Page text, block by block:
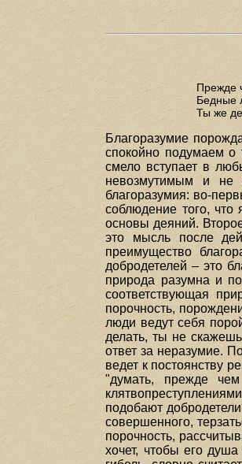
Прежде
Бедные
Ты же
Благоразумие
спокойно подумаем о
смело вступает в
невозмутимым и не
благоразумия: во-
соблюдение того,
основы деяний.
это мысль после
преимущество
добродетелей – это
природа разумна и
соответствующая
порочность,
люди ведут себя
делать, ты не
ответ за неразумие.
ведет к постоянству
"думать, прежде
подобают
совершенного,
порочность,
хочет, чтобы его